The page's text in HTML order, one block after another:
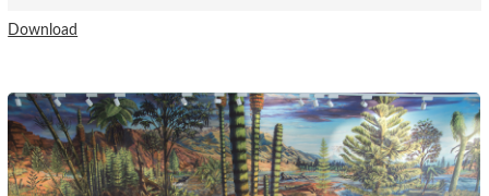
Download